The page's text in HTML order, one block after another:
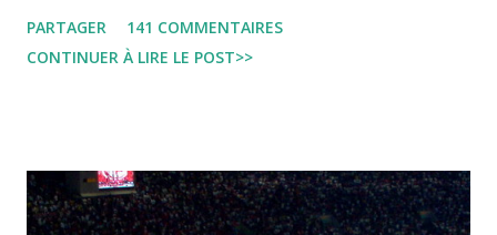
Leila fi amarikia Little Sarah American girl Massir mots a
dire Mouch ex Mazzika Tun...
PARTAGER
141 COMMENTAIRES
CONTINUER À LIRE LE POST>>